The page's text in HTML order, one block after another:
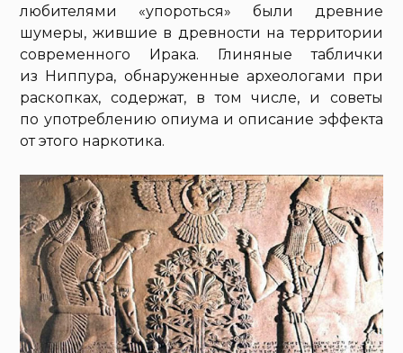
любителями «упороться» были древние
шумеры, жившие в древности на территории
современного Ирака. Глиняные таблички
из Ниппура, обнаруженные археологами при
раскопках, содержат, в том числе, и советы
по употреблению опиума и описание эффекта
от этого наркотика.